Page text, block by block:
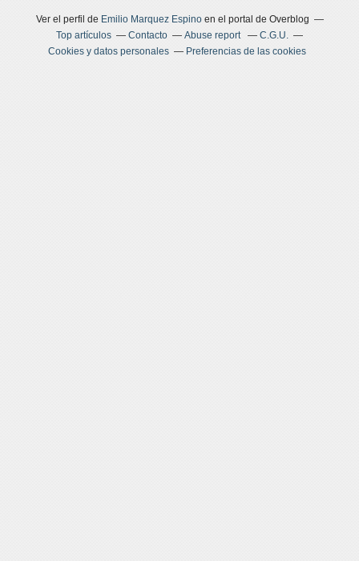
Ver el perfil de Emilio Marquez Espinoen el portal de Overblog
Top artículos
Contacto Abuse report
C.G.U.
Cookies y datos personales
Preferencias de las cookies